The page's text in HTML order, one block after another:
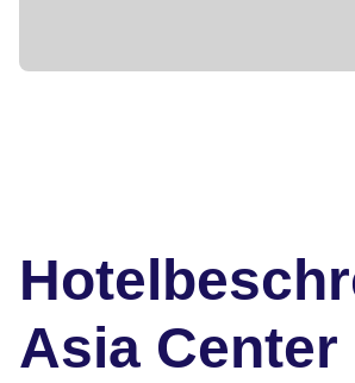
Asia Center